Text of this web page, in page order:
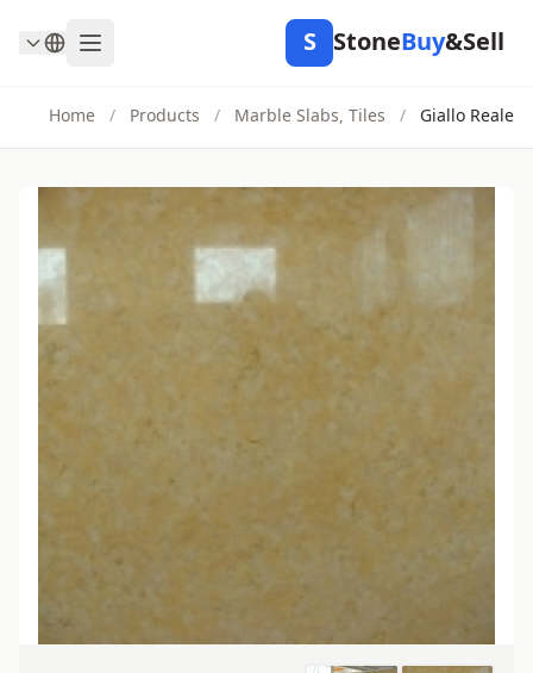
S StoneBuy&Sell
Home / Products / Marble Slabs, Tiles / Giallo Reale